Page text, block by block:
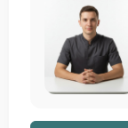
подаёт
диагностику
качества.
Мы
большому